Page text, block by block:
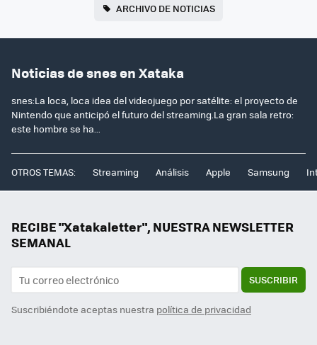
ARCHIVO DE NOTICIAS
Noticias de snes en Xataka
snes:La loca, loca idea del videojuego por satélite: el proyecto de
Nintendo que anticipó el futuro del streaming.La gran sala retro:
este hombre se ha...
OTROS TEMAS: Streaming Análisis Apple Samsung
RECIBE "Xatakaletter", NUESTRA NEWSLETTER
SEMANAL
SUSCRIBIR
Suscribiéndote aceptas nuestra política de privacidad